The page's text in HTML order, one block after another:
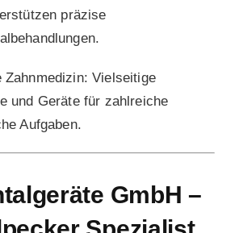
präzise
Zahnmedizin: Vielseitige
und Geräte für zahlreiche
Aufgaben.
GmbH –